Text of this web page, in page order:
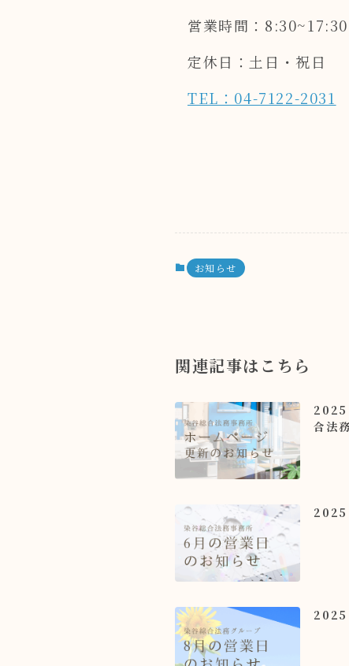
営業時間：8:30~17:30
定休日：土日・祝日
TEL：04-7122-2031
お知らせ
関連記事はこちら
2025
合法
2025
2025